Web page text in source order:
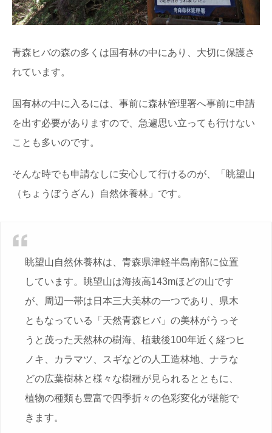
青森ヒバの森の多くは国有林の中にあり、大切に保護さ
れています。
国有林の中に入るには、事前に森林管理署へ事前に申請
を出す必要がありますので、急遽思い立っても行けない
ことも多いのです。
そんな時でも申請なしに安心して行けるのが、「眺望山
（ちょうぼうざん）自然休養林」です。
眺望山自然休養林は、青森県津軽半島南部に位置
しています。眺望山は海抜高143mほどの山です
が、周辺一帯は日本三大美林の一つであり、県木
ともなっている「天然青森ヒバ」の美林がうっそ
うと茂った天然林の樹海、植栽後100年近く経つヒ
ノキ、カラマツ、スギなどの人工造林地、ナラな
どの広葉樹林と様々な樹種が見られるとともに、
植物の種類も豊富で四季折々の色彩変化が堪能で
きます。